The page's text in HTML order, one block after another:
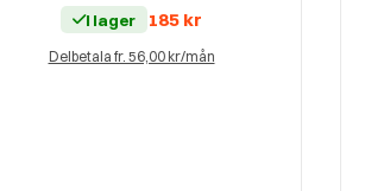
I lager 185 kr
Delbetala fr. 56,00 kr/mån